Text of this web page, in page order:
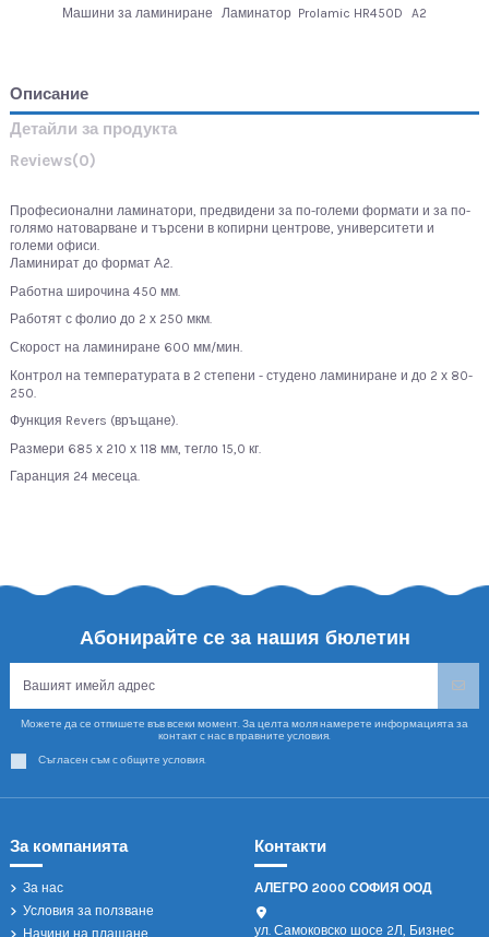
Машини за ламиниране Ламинатор Prolamic HR450D A2
Описание
Детайли за продукта
Reviews(0)
Професионални ламинатори, предвидени за по-големи формати и за по-
голямо натоварване и търсени в копирни центрове, университети и
големи офиси.
Ламинират до формат А2.
Работна широчина 450 мм.
Работят с фолио до 2 х 250 мкм.
Скорост на ламиниране 600 мм/мин.
Контрол на температурата в 2 степени - студено ламиниране и до 2 х 80-
250.
Функция Revers (връщане).
Размери 685 х 210 х 118 мм, тегло 15,0 кг.
Гаранция 24 месеца.
Абонирайте се за нашия бюлетин
Можете да се отпишете във всеки момент. За целта моля намерете информацията за
контакт с нас в правните условия.
Съгласен съм с общите условия.
За компанията
За нас
Условия за ползване
Начини на плащане
Контакти
АЛЕГРО 2000 СОФИЯ ООД
ул. Самоковско шосе 2Л, Бизнес